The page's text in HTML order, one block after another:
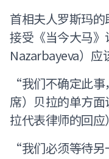
首相夫人罗斯玛
接受《当今大马
Nazarbayeva）应
“我们不确定此
席）贝拉的单方
拉代表律师的回应
“我们必须等待